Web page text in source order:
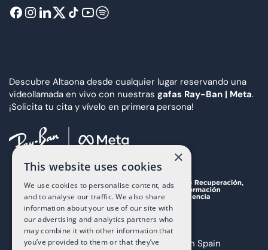
Descubre Altaona desde cualquier lugar reservando una
videollamada en vivo con nuestras gafas Ray-Ban | Meta.
¡Solicita tu cita y vívelo en primera persona!
Copyright 2025 The Art of Living in Spain
×
This website uses cookies
We use cookies to personalise content, ads
and to analyse our traffic. We also share
information about your use of our site with
our advertising and analytics partners who
may combine it with other information that
you’ve provided to them or that they’ve